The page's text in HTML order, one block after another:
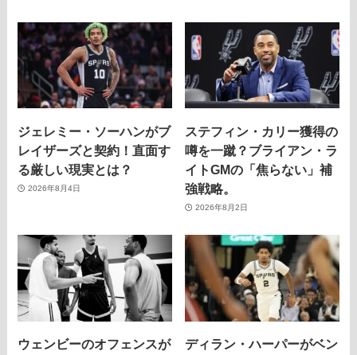
ジェレミー・ソーハンがブ
レイザーズと契約！直面す
る厳しい現実とは？
2026年8月4日
ステフィン・カリー獲得の
噂を一蹴？ブライアン・ラ
イトGMの「焦らない」補
強戦略。
2026年8月2日
ウェンビーのオフェンスが
ディラン・ハーパーがベン